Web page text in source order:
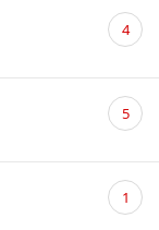
댓
글 4
댓
글 5
댓
글 1